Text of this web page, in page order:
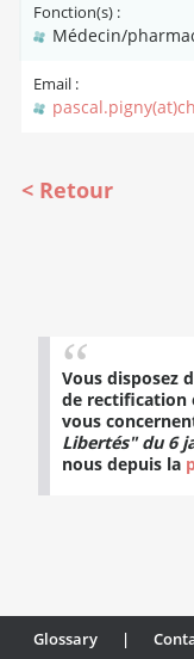
Fonction(s) :
Médecin/
Email :
Retour
Vous disposez
de rectification
vous
Libertés" du 6
nous depuis la
Glossary |